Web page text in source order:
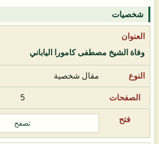
شخصيات
وفاة الشيخ مصطفى كامورا الياباني
مقال شخصية
5
تصفح